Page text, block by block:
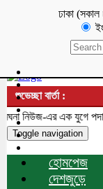
ঢাকা (সকাল
শুভেচ্ছা বার্তা :
নিউজ-এর এক যুগে পদার্পণ
Toggle navigation
হোমপেজ
দেশজুড়ে